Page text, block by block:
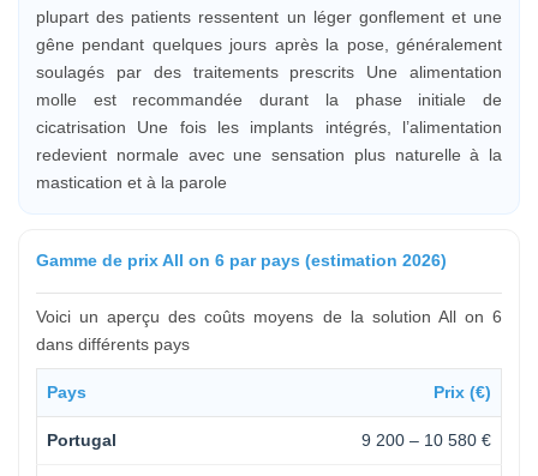
plupart des patients ressentent un léger gonflement et une
gêne pendant quelques jours après la pose, généralement
soulagés par des traitements prescrits Une alimentation
molle est recommandée durant la phase initiale de
cicatrisation Une fois les implants intégrés, l’alimentation
redevient normale avec une sensation plus naturelle à la
mastication et à la parole
Gamme de prix All on 6 par pays (estimation 2026)
Voici un aperçu des coûts moyens de la solution All on 6
dans différents pays
Pays Prix (€)
Portugal 9 200 – 10 580 €